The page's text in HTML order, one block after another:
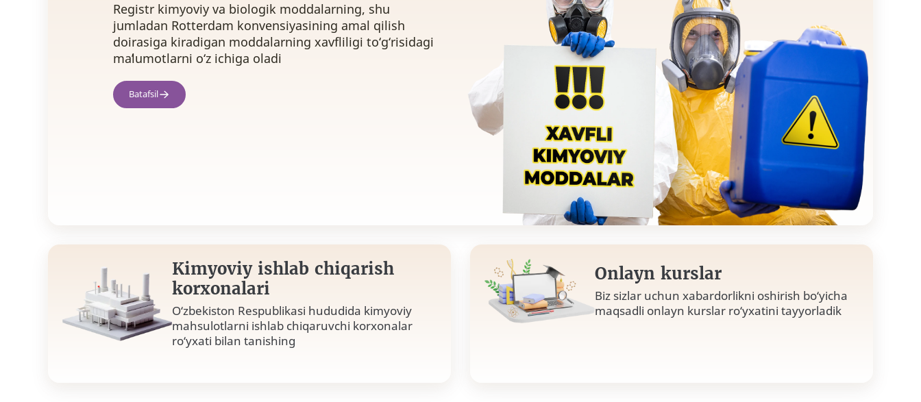
Registr kimyoviy va biologik moddalarning, shu
jumladan Rotterdam konvensiyasining amal qilish
doirasiga kiradigan moddalarning xavfliligi to‘g‘risidagi
maʼlumotlarni o‘z ichiga oladi
Batafsil
Kimyoviy ishlab chiqarish
korxonalari
O‘zbekiston Respublikasi hududida kimyoviy
mahsulotlarni ishlab chiqaruvchi korxonalar
ro‘yxati bilan tanishing
Onlayn kurslar
Biz sizlar uchun xabardorlikni oshirish bo‘yicha
maqsadli onlayn kurslar ro‘yxatini tayyorladik